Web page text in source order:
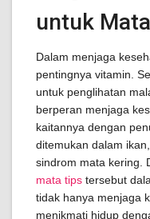
untuk Mata
Dalam menjaga
pentingnya vitamin.
untuk penglihatan
berperan menjaga
kaitannya dengan
ditemukan dalam
sindrom mata kering.
mata tips tersebut
tidak hanya menjaga
menikmati hidup